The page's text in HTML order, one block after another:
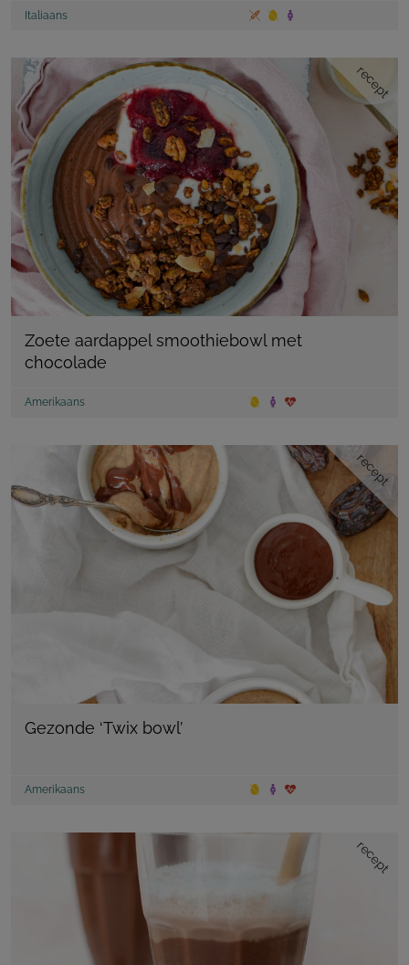
Italiaans
recept
Zoete aardappel smoothiebowl met
chocolade
Amerikaans
recept
Gezonde ‘Twix bowl’
Amerikaans
recept